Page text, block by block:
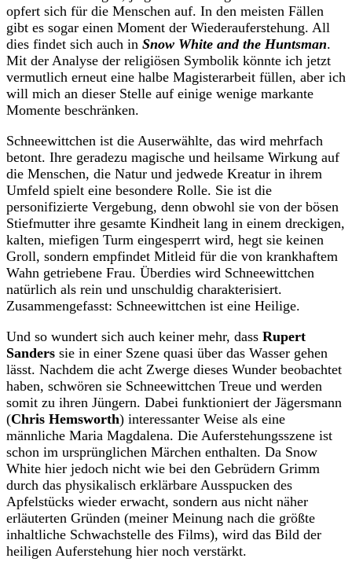
opfert sich für die Menschen auf. In den meisten Fällen
gibt es sogar einen Moment der Wiederauferstehung. All
dies findet sich auch in Snow White and the Huntsman.
Mit der Analyse der religiösen Symbolik könnte ich jetzt
vermutlich erneut eine halbe Magisterarbeit füllen, aber ich
will mich an dieser Stelle auf einige wenige markante
Momente beschränken.
Schneewittchen ist die Auserwählte, das wird mehrfach
betont. Ihre geradezu magische und heilsame Wirkung auf
die Menschen, die Natur und jedwede Kreatur in ihrem
Umfeld spielt eine besondere Rolle. Sie ist die
personifizierte Vergebung, denn obwohl sie von der bösen
Stiefmutter ihre gesamte Kindheit lang in einem dreckigen,
kalten, miefigen Turm eingesperrt wird, hegt sie keinen
Groll, sondern empfindet Mitleid für die von krankhaftem
Wahn getriebene Frau. Überdies wird Schneewittchen
natürlich als rein und unschuldig charakterisiert.
Zusammengefasst: Schneewittchen ist eine Heilige.
Und so wundert sich auch keiner mehr, dass Rupert
Sanders sie in einer Szene quasi über das Wasser gehen
lässt. Nachdem die acht Zwerge dieses Wunder beobachtet
haben, schwören sie Schneewittchen Treue und werden
somit zu ihren Jüngern. Dabei funktioniert der Jägersmann
(Chris Hemsworth) interessanter Weise als eine
männliche Maria Magdalena. Die Auferstehungsszene ist
schon im ursprünglichen Märchen enthalten. Da Snow
White hier jedoch nicht wie bei den Gebrüdern Grimm
durch das physikalisch erklärbare Ausspucken des
Apfelstücks wieder erwacht, sondern aus nicht näher
erläuterten Gründen (meiner Meinung nach die größte
inhaltliche Schwachstelle des Films), wird das Bild der
heiligen Auferstehung hier noch verstärkt.